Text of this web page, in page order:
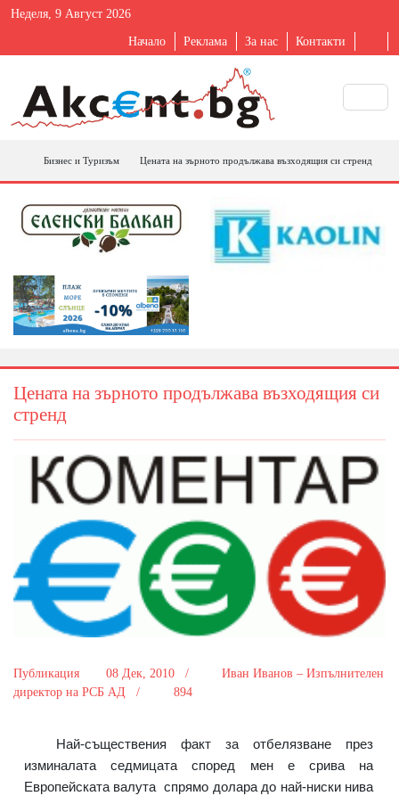
Неделя, 9 Август 2026
Начало Реклама За нас Контакти
Бизнес и Туризъм Цената на зърното продължава възходящия си стренд
Цената на зърното продължава възходящия си
стренд
Публикация 08 Дек, 2010 /
Иван Иванов – Изпълнителен
директор на РСБ АД /
894
Най-съществения факт за отбелязване през
изминалата седмицата според мен е срива на
Европейската валута спрямо долара до най-ниски нива